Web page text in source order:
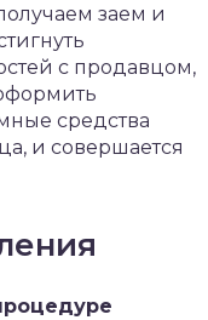
заем и
с продавцом,
средства
и совершается